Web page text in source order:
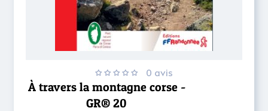
0 avis
À travers la montagne corse -
GR® 20